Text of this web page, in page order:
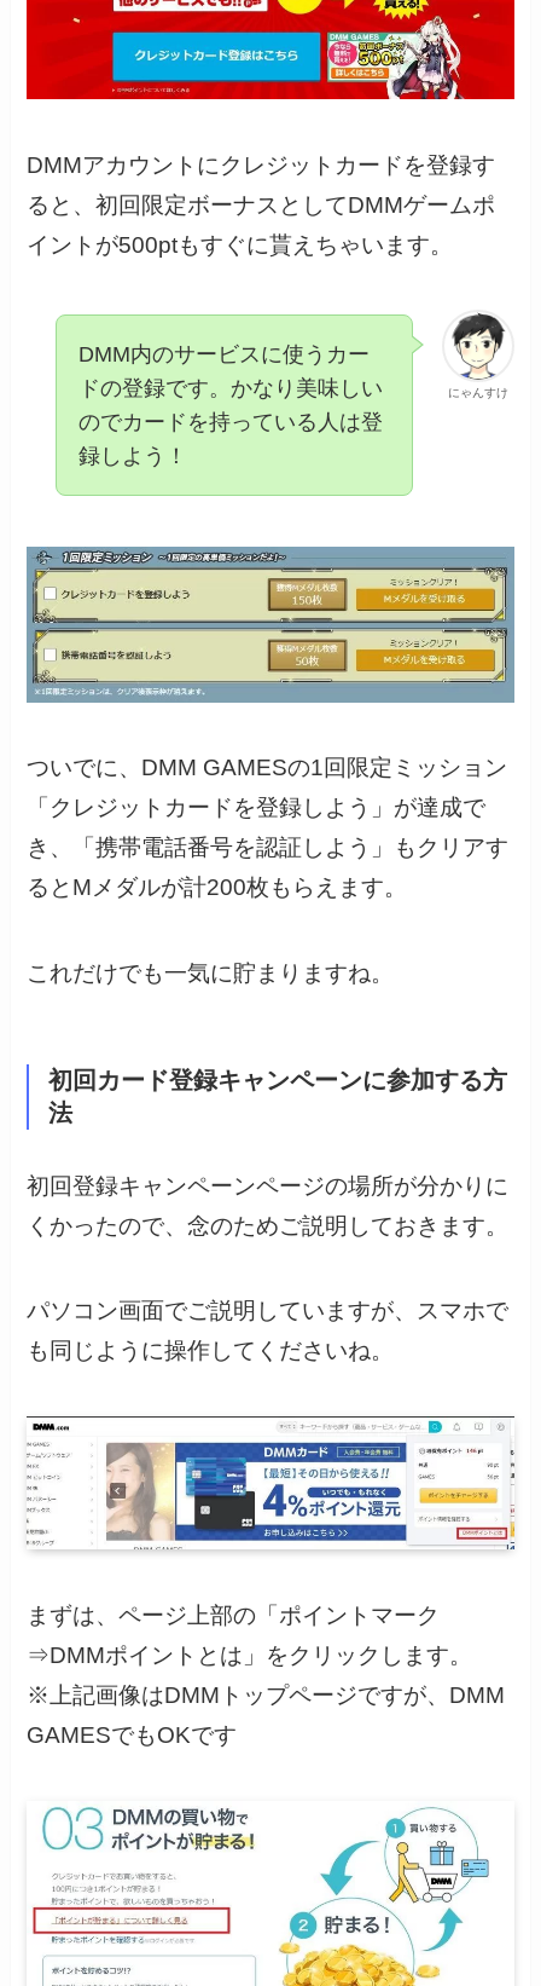
DMMアカウントにクレジットカードを登録す
ると、初回限定ボーナスとしてDMMゲームポ
イントが500ptもすぐに貰えちゃいます。
にゃんすけ
DMM内のサービスに使うカー
ドの登録です。かなり美味しい
のでカードを持っている人は登
録しよう！
ついでに、DMM GAMESの1回限定ミッション
「クレジットカードを登録しよう」が達成で
き、「携帯電話番号を認証しよう」もクリアす
るとMメダルが計200枚もらえます。
これだけでも一気に貯まりますね。
初回カード登録キャンペーンに参加する方
法
初回登録キャンペーンページの場所が分かりに
くかったので、念のためご説明しておきます。
パソコン画面でご説明していますが、スマホで
も同じように操作してくださいね。
まずは、ページ上部の「ポイントマーク
⇒DMMポイントとは」をクリックします。
※上記画像はDMMトップページですが、DMM
GAMESでもOKです